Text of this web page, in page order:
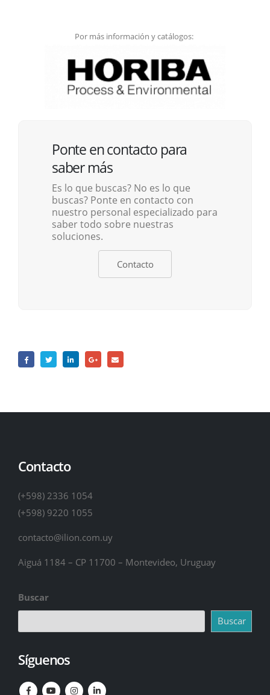
Por más información y catálogos:
Ponte en contacto para
saber más
Es lo que buscas? No es lo que
buscas? Ponte en contacto con
nuestro personal especializado para
saber todo sobre nuestras
soluciones.
Contacto
Contacto
(+598) 2336 1054
(+598) 9220 1055
contacto@ilion.com.uy
Aiguá 1184 – CP 11700 – Montevideo, Uruguay
Buscar
Buscar
Síguenos